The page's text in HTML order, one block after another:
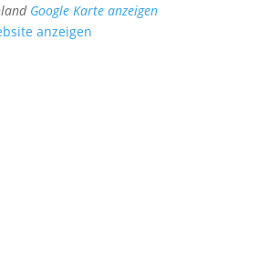
Google Karte anzeigen
anzeigen